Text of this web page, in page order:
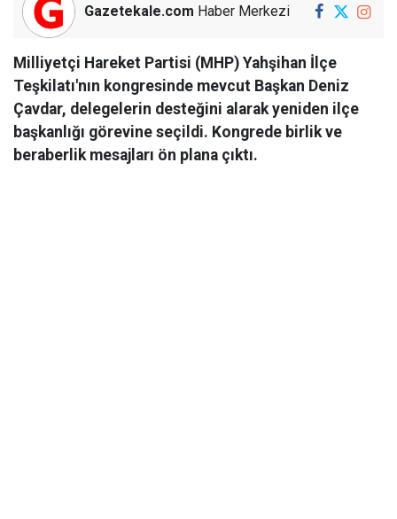
Gazetekale.com Haber Merkezi
Milliyetçi Hareket Partisi (MHP) Yahşihan İlçe
Teşkilatı'nın kongresinde mevcut Başkan Deniz
Çavdar, delegelerin desteğini alarak yeniden ilçe
başkanlığı görevine seçildi. Kongrede birlik ve
beraberlik mesajları ön plana çıktı.